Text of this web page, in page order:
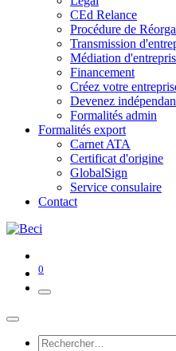
CEd Relance
Procédure de
Transmission
Médiation
Financement
Créez votre
Devenez
Formalités admin
Formalités export
Carnet ATA
Certificat d'origine
GlobalSign
Service consulaire
Contact
0